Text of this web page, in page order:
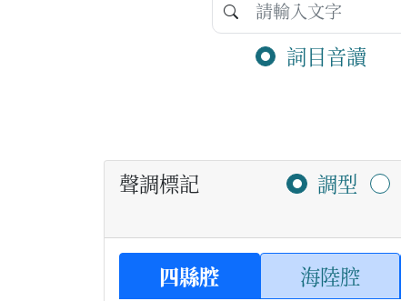
詞目音讀
聲調標記 調型
四縣腔 海陸腔